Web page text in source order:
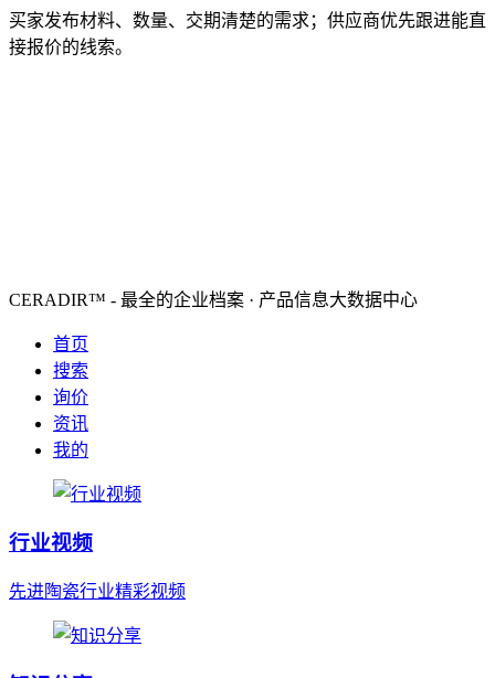
买家发布材料、数量、交期清楚的需求；供应商优先跟进能直
接报价的线索。
CERADIR™ - 最全的企业档案 · 产品信息大数据中心
首页
搜索
询价
资讯
我的
行业视频
先进陶瓷行业精彩视频